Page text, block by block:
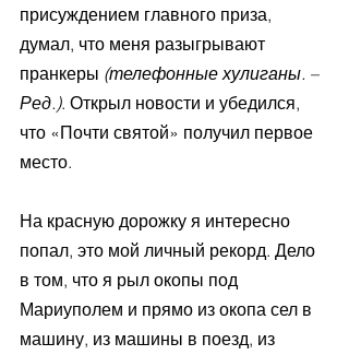
присуждением главного приза,
думал, что меня разыгрывают
пранкеры (телефонные хулиганы. –
Ред.). Открыл новости и убедился,
что «Почти святой» получил первое
место.
На красную дорожку я интересно
попал, это мой личный рекорд. Дело
в том, что я рыл окопы под
Мариуполем и прямо из окопа сел в
машину, из машины в поезд, из